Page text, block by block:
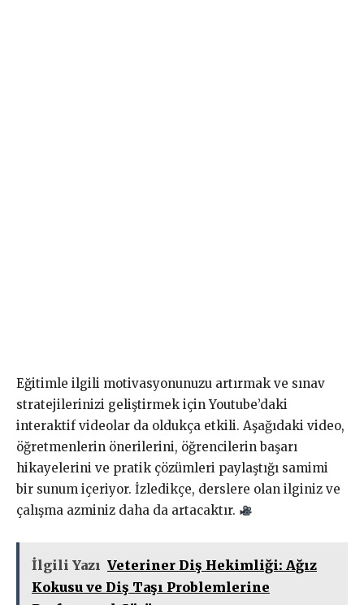
Eğitimle ilgili motivasyonunuzu artırmak ve sınav
stratejilerinizi geliştirmek için Youtube’daki
interaktif videolar da oldukça etkili. Aşağıdaki video,
öğretmenlerin önerilerini, öğrencilerin başarı
hikayelerini ve pratik çözümleri paylaştığı samimi
bir sunum içeriyor. İzledikçe, derslere olan ilginiz ve
çalışma azminiz daha da artacaktır.
İlgili Yazı Veteriner Diş Hekimliği: Ağız
Kokusu ve Diş Taşı Problemlerine